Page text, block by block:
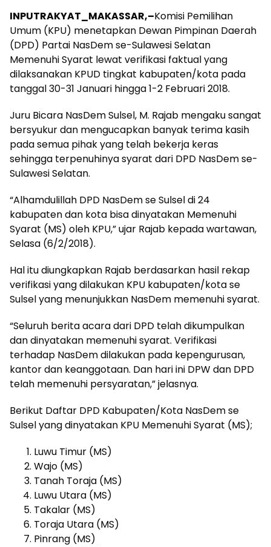
INPUTRAKYAT_MAKASSAR,–Komisi Pemilihan
Umum (KPU) menetapkan Dewan Pimpinan Daerah
(DPD) Partai NasDem se-Sulawesi Selatan
Memenuhi Syarat lewat verifikasi faktual yang
dilaksanakan KPUD tingkat kabupaten/kota pada
tanggal 30-31 Januari hingga 1-2 Februari 2018.
Juru Bicara NasDem Sulsel, M. Rajab mengaku sangat
bersyukur dan mengucapkan banyak terima kasih
pada semua pihak yang telah bekerja keras
sehingga terpenuhinya syarat dari DPD NasDem se-
Sulawesi Selatan.
“Alhamdulillah DPD NasDem se Sulsel di 24
kabupaten dan kota bisa dinyatakan Memenuhi
Syarat (MS) oleh KPU,” ujar Rajab kepada wartawan,
Selasa (6/2/2018).
Hal itu diungkapkan Rajab berdasarkan hasil rekap
verifikasi yang dilakukan KPU kabupaten/kota se
Sulsel yang menunjukkan NasDem memenuhi syarat.
“Seluruh berita acara dari DPD telah dikumpulkan
dan dinyatakan memenuhi syarat. Verifikasi
terhadap NasDem dilakukan pada kepengurusan,
kantor dan keanggotaan. Dan hari ini DPW dan DPD
telah memenuhi persyaratan,” jelasnya.
Berikut Daftar DPD Kabupaten/Kota NasDem se
Sulsel yang dinyatakan KPU Memenuhi Syarat (MS);
Luwu Timur (MS)
Wajo (MS)
Tanah Toraja (MS)
Luwu Utara (MS)
Takalar (MS)
Toraja Utara (MS)
Pinrang (MS)